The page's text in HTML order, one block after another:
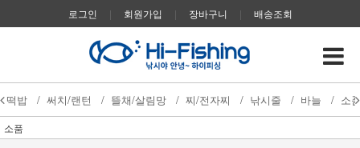
로그인 | 회원가입 | 장바구니 | 배송조회
떡밥 / 써치/랜턴 / 뜰채/살림망 / 찌/전자찌 / 낚시줄 / 바늘 / 소
소품